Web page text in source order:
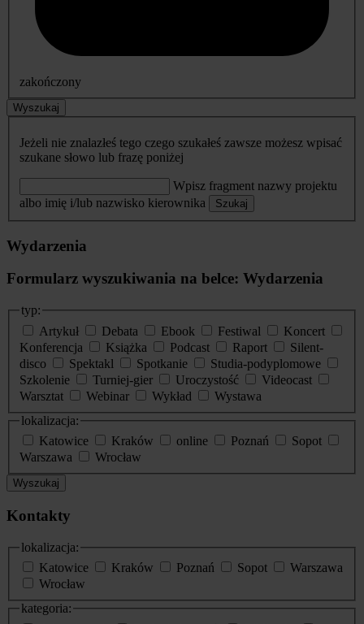
zakończony
Wyszukaj
Jeżeli nie znalazłeś tego czego szukałeś zawsze możesz wpisać
szukane słowo lub frazę poniżej
Wpisz fragment nazwy projektu
albo imię i/lub nazwisko kierownika
Szukaj
Wydarzenia
Formularz wyszukiwania na belce: Wydarzenia
typ:
Artykuł
Debata Ebook Festiwal
Koncert
Konferencja
Książka Podcast Raport
Silent-
disco
Spektakl Spotkanie
Studia-podyplomowe
Szkolenie
Turniej-gier Uroczystość
Videocast
Warsztat
Webinar Wykład
Wystawa
lokalizacja:
Katowice
Kraków online Poznań
Sopot
Warszawa
Wrocław
Wyszukaj
Kontakty
lokalizacja:
Katowice
Kraków Poznań Sopot
Warszawa
Wrocław
kategoria: